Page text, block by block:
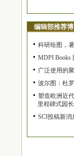
编辑部推荐
科研绘图，
MDPI Books
广泛使用的
波尔图：杜
塑造欧洲近
里程碑式园长
SCI投稿新消